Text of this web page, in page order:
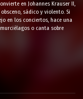
en Johannes Krauser II,
sádico y violento. Si
en los conciertos, hace una
o canta sobre